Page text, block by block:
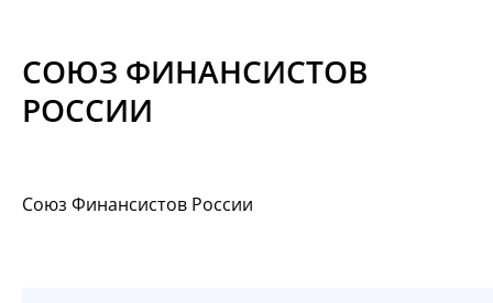
Материалы
СОЮЗ ФИНАНСИСТОВ
РОССИИ
Союз Финансистов России